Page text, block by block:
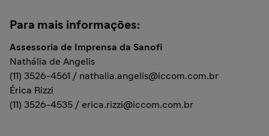
Para mais informações:
Assessoria de Imprensa da Sanofi
Nathália de Angelis
(11) 3526-4561 / nathalia.angelis@iccom.com.br
Érica Rizzi
(11) 3526-4535 / erica.rizzi@iccom.com.br